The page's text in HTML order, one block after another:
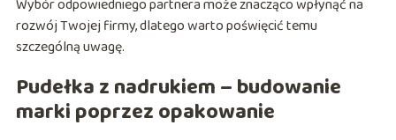
Wybór odpowiedniego partnera może znacząco wpłynąć na
rozwój Twojej firmy, dlatego warto poświęcić temu
szczególną uwagę.
Pudełka z nadrukiem – budowanie
marki poprzez opakowanie